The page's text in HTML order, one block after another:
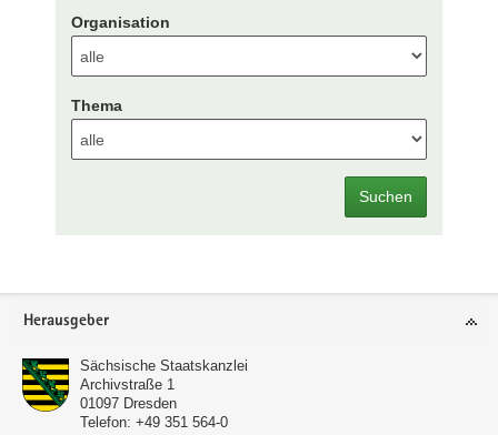
Organisation
Thema
Suchen
Footer-
Herausgeber
Sächsische Staatskanzlei
Archivstraße 1
01097 Dresden
Telefon: +49 351 564-0